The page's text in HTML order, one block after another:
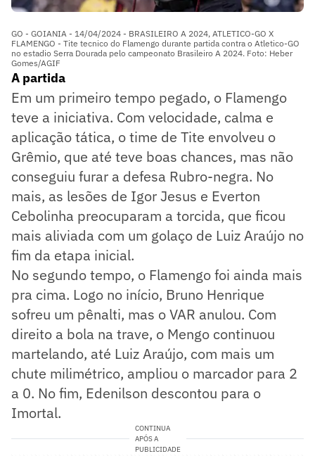
GO - GOIANIA - 14/04/2024 - BRASILEIRO A 2024, ATLETICO-GO X
FLAMENGO - Tite tecnico do Flamengo durante partida contra o Atletico-GO
no estadio Serra Dourada pelo campeonato Brasileiro A 2024. Foto: Heber
Gomes/AGIF
A partida
Em um primeiro tempo pegado, o Flamengo
teve a iniciativa. Com velocidade, calma e
aplicação tática, o time de Tite envolveu o
Grêmio, que até teve boas chances, mas não
conseguiu furar a defesa Rubro-negra. No
mais, as lesões de Igor Jesus e Everton
Cebolinha preocuparam a torcida, que ficou
mais aliviada com um golaço de Luiz Araújo no
fim da etapa inicial.
No segundo tempo, o Flamengo foi ainda mais
pra cima. Logo no início, Bruno Henrique
sofreu um pênalti, mas o VAR anulou. Com
direito a bola na trave, o Mengo continuou
martelando, até Luiz Araújo, com mais um
chute milimétrico, ampliou o marcador para 2
a 0. No fim, Edenilson descontou para o
Imortal.
CONTINUA
APÓS A
PUBLICIDADE